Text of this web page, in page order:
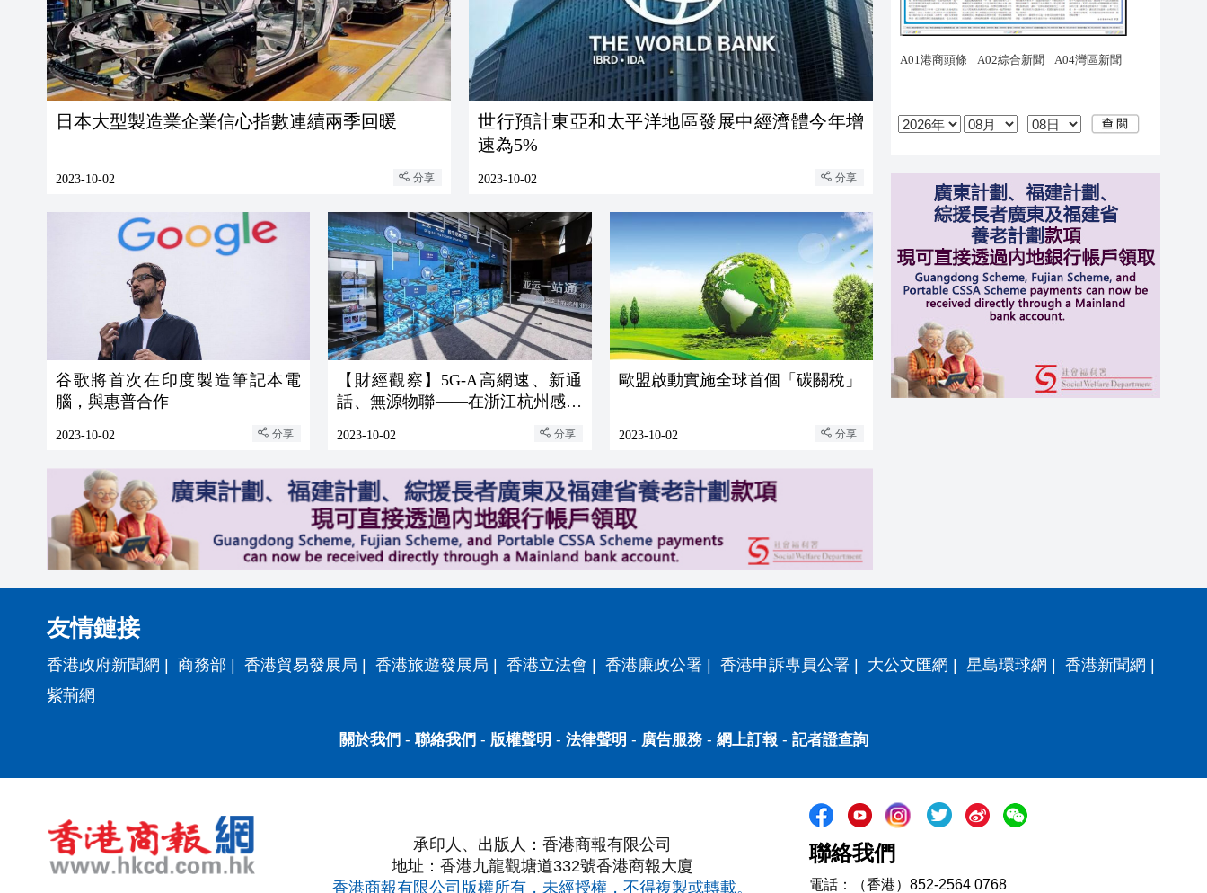
日本大型製造業企業信心指數連續兩季回暖
2023-10-02 分享
世行預計東亞和太平洋地區發展中經濟體今年增
速為5%
2023-10-02 分享
谷歌將首次在印度製造筆記本電
腦，與惠普合作
2023-10-02 分享
【財經觀察】5G-A高網速、新通
話、無源物聯——在浙江杭州感受
2023-10-02 分享
歐盟啟動實施全球首個「碳關稅」
2023-10-02 分享
友情鏈接
香港政府新聞網 商務部 香港貿易發展局 香港旅遊發展局 香港立法會 香港廉政公署 香港申訴專員公署 大公文匯網 星島環球網 香港新聞網
紫荊網
關於我們 - 聯絡我們 - 版權聲明 - 法律聲明 - 廣告服務- 網上訂報 - 記者證查詢
承印人、出版人：香港商報有限公司
地址：香港九龍觀塘道332號香港商報大廈
香港商報有限公司版權所有，未經授權，不得複製或轉載。
聯絡我們
電話：（香港）852-2564 0768